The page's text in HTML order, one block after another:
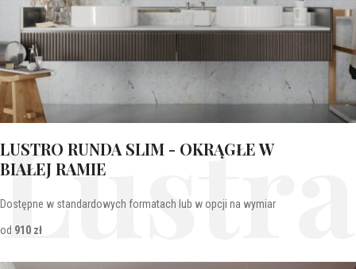
LUSTRO RUNDA SLIM - OKRĄGŁE W
BIAŁEJ RAMIE
Dostępne w standardowych formatach lub w opcji na wymiar
od 910 zł